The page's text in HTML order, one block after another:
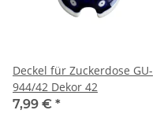
Deckel für Zuckerdose GU-
944/42 Dekor 42
7,99 € *